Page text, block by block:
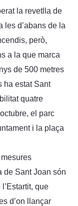
la revetlla de
les d’abans de la
però,
a la que marca
de 500 metres
ha estat Sant
quatre
el parc
i la plaça
de Sant Joan són
que
d’on llançar